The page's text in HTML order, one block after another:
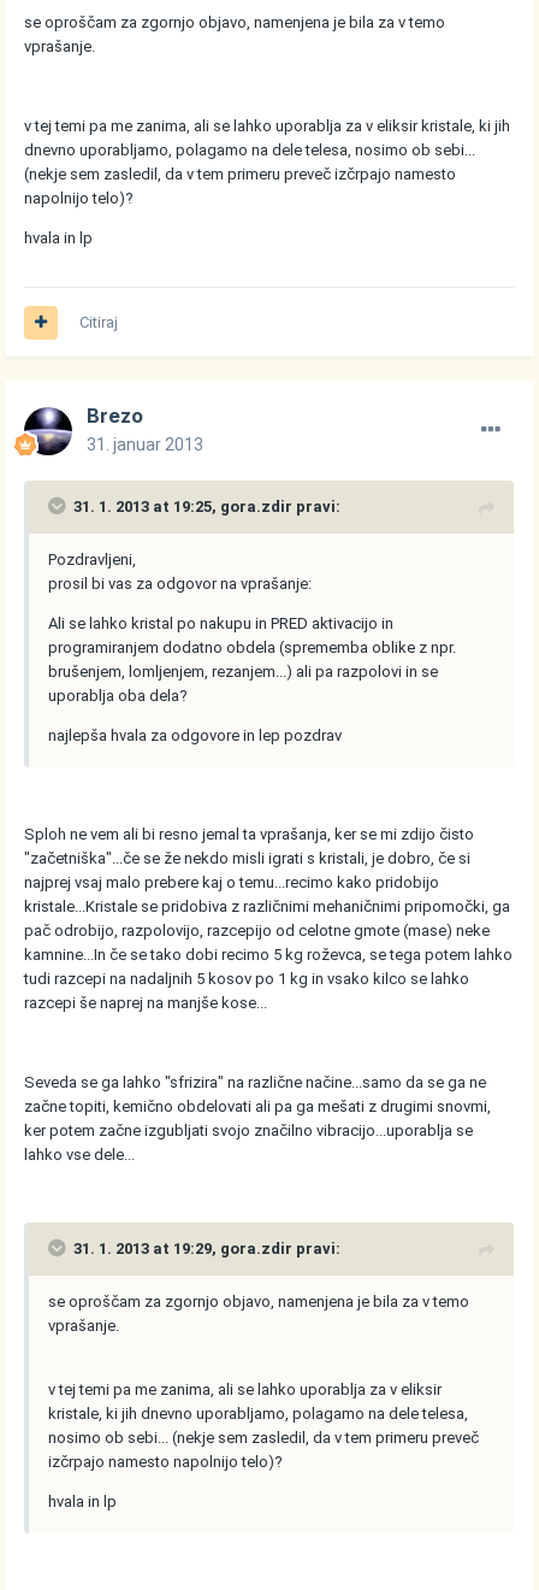
se oproščam za zgornjo objavo, namenjena je bila za v temo
vprašanje.
v tej temi pa me zanima, ali se lahko uporablja za v eliksir kristale, ki jih
dnevno uporabljamo, polagamo na dele telesa, nosimo ob sebi...
(nekje sem zasledil, da v tem primeru preveč izčrpajo namesto
napolnijo telo)?
hvala in lp
Citiraj
Brezo
31. januar 2013
31. 1. 2013 at 19:25, gora.zdir pravi:
Pozdravljeni,
prosil bi vas za odgovor na vprašanje:
Ali se lahko kristal po nakupu in PRED aktivacijo in
programiranjem dodatno obdela (sprememba oblike z npr.
brušenjem, lomljenjem, rezanjem...) ali pa razpolovi in se
uporablja oba dela?
najlepša hvala za odgovore in lep pozdrav
Sploh ne vem ali bi resno jemal ta vprašanja, ker se mi zdijo čisto
"začetniška"...če se že nekdo misli igrati s kristali, je dobro, če si
najprej vsaj malo prebere kaj o temu...recimo kako pridobijo
kristale...Kristale se pridobiva z različnimi mehaničnimi pripomočki, ga
pač odrobijo, razpolovijo, razcepijo od celotne gmote (mase) neke
kamnine...In če se tako dobi recimo 5 kg roževca, se tega potem lahko
tudi razcepi na nadaljnih 5 kosov po 1 kg in vsako kilco se lahko
razcepi še naprej na manjše kose...
Seveda se ga lahko "sfrizira" na različne načine...samo da se ga ne
začne topiti, kemično obdelovati ali pa ga mešati z drugimi snovmi,
ker potem začne izgubljati svojo značilno vibracijo...uporablja se
lahko vse dele...
31. 1. 2013 at 19:29, gora.zdir pravi:
se oproščam za zgornjo objavo, namenjena je bila za v temo
vprašanje.
v tej temi pa me zanima, ali se lahko uporablja za v eliksir
kristale, ki jih dnevno uporabljamo, polagamo na dele telesa,
nosimo ob sebi... (nekje sem zasledil, da v tem primeru preveč
izčrpajo namesto napolnijo telo)?
hvala in lp